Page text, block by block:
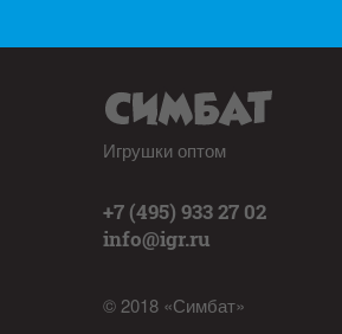
Игрушки оптом
+7 (495) 933 27 02
info@igr.ru
© 2018 «Симбат»